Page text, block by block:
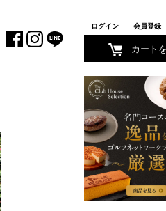
ログイン 会員登録
カート